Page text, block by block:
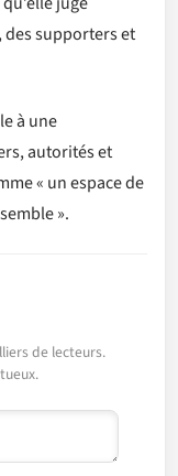
des supporters et
à une
autorités et
« un espace de
».
de lecteurs.